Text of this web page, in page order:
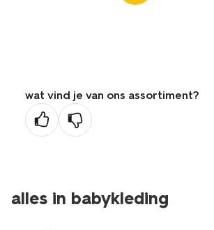
wat vind je van ons assortiment?
alles in babykleding